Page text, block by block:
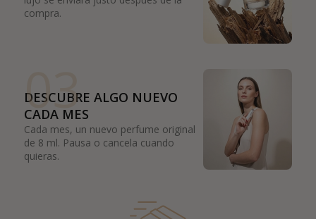
compra.
03
DESCUBRE ALGO NUEVO
CADA MES
Cada mes, un nuevo perfume original
de 8 ml. Pausa o cancela cuando
quieras.